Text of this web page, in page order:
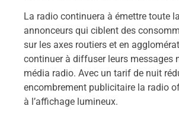
La radio continuera à émettre toute
annonceurs qui ciblent des
sur les axes routiers et en
continuer à diffuser leurs messages
média radio. Avec un tarif de nuit
encombrement publicitaire la radio
à l’affichage lumineux.